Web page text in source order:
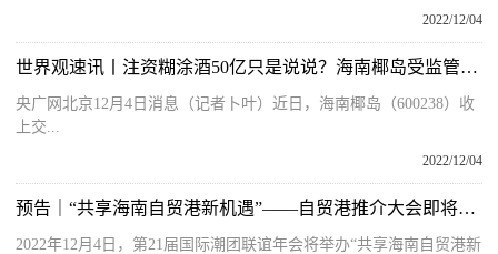
2022/12/04
世界观速讯丨注资糊涂酒50亿只是说说？海南椰岛受监管警示
央广网北京12月4日消息（记者卜叶）近日，海南椰岛（600238）收
上交...
2022/12/04
预告｜“共享海南自贸港新机遇”——自贸港推介大会即将直播
2022年12月4日，第21届国际潮团联谊年会将举办“共享海南自贸港新